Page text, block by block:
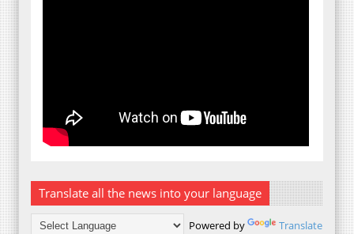
Translate all the news into your language
Powered by Translate